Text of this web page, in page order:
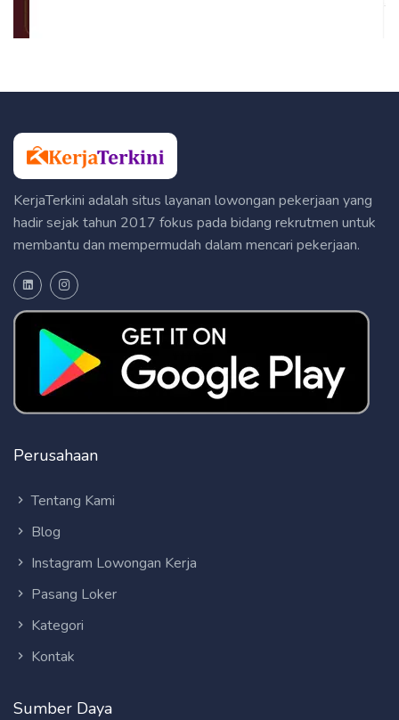
KerjaTerkini adalah situs layanan lowongan pekerjaan yang
hadir sejak tahun 2017 fokus pada bidang rekrutmen untuk
membantu dan mempermudah dalam mencari pekerjaan.
Perusahaan
Tentang Kami
Blog
Instagram Lowongan Kerja
Pasang Loker
Kategori
Kontak
Sumber Daya